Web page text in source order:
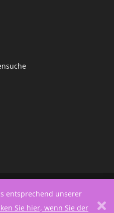
entsprechend unserer
Sie hier, wenn Sie der